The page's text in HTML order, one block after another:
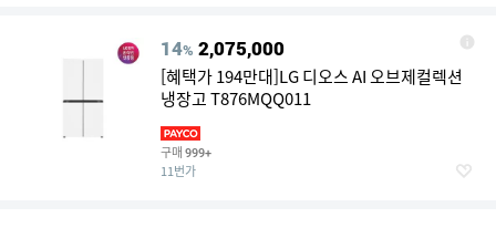
14% 2,075,000
[혜택가 194만대]LG 디오스 AI 오브제컬렉션
냉장고 T876MQQ011
구매 999+
11번가